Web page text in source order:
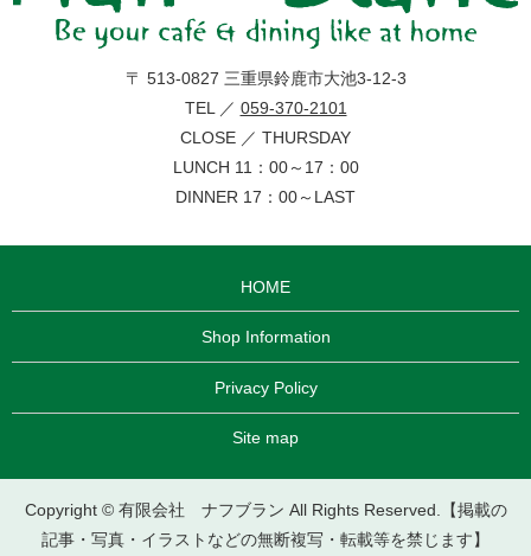
〒 513-0827 三重県鈴鹿市大池3-12-3
TEL ／ 059-370-2101
CLOSE ／ THURSDAY
LUNCH 11：00～17：00
DINNER 17：00～LAST
HOME
Shop Information
Privacy Policy
Site map
Copyright © 有限会社 ナフブラン All Rights Reserved.【掲載の
記事・写真・イラストなどの無断複写・転載等を禁じます】